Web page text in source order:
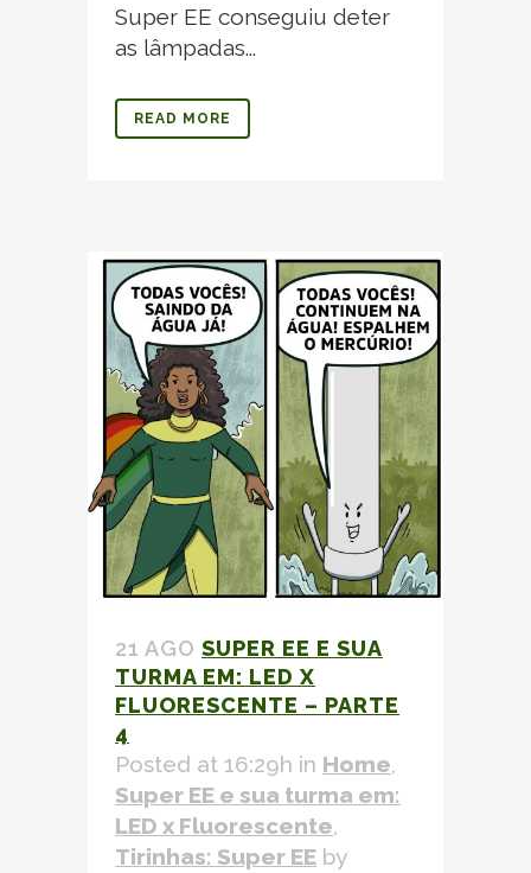
Super EE conseguiu deter
as lâmpadas...
READ MORE
21 AGO SUPER EE E SUA
TURMA EM: LED X
FLUORESCENTE – PARTE
4
Posted at 16:29h in Home,
Super EE e sua turma em:
LED x Fluorescente,
Tirinhas: Super EE by